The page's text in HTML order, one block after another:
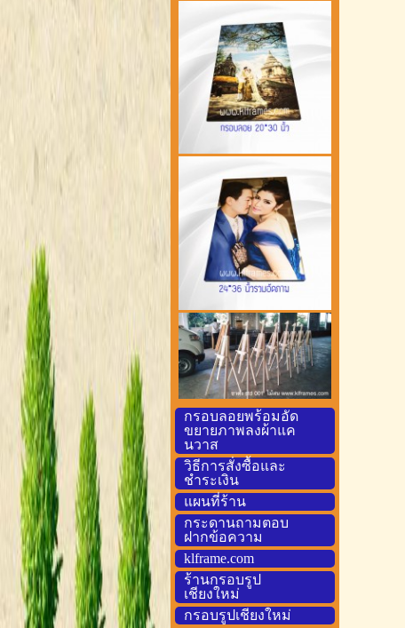
กรอบลอยพร้อมอัด
ขยายภาพลงผ้าแค
นวาส
วิธีการสั่งซื้อและ
ชำระเงิน
แผนที่ร้าน
กระดานถามตอบ
ฝากข้อความ
klframe.com
ร้านกรอบรูป
เชียงใหม่
กรอบรูปเชียงใหม่